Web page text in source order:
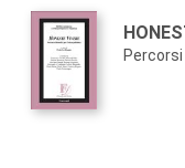
Autori:
Titolo: